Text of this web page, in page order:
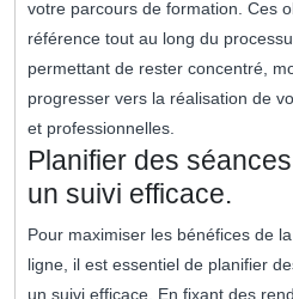
votre parcours de formation. Ces
référence tout au long du
permettant de rester concentré,
progresser vers la réalisation de
et professionnelles.
Planifier des
un suivi efficace.
Pour maximiser les bénéfices de
ligne, il est essentiel de planifier
un suivi efficace. En fixant des